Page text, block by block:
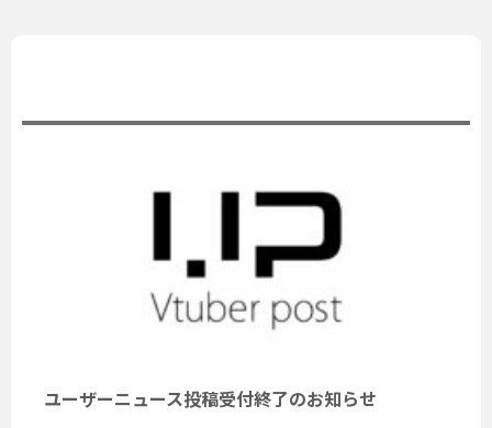
ユーザーニュース投稿受付終了のお知らせ